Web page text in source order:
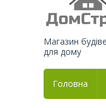
Магазин
для дому
Головна